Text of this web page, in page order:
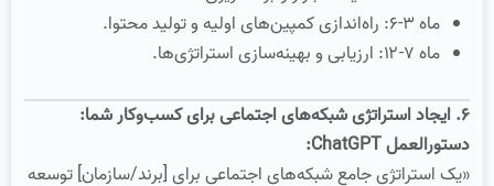
ماه ۳-۶: راه‌اندازی کمپین‌های اولیه و تولید محتوا.
ماه ۷-۱۲: ارزیابی و بهینه‌سازی استراتژی‌ها.
۶. ایجاد استراتژی شبکه‌های اجتماعی برای کسب‌وکار شما:
دستورالعمل ChatGPT:
«یک استراتژی جامع شبکه‌های اجتماعی برای [برند/سازمان] توسعه